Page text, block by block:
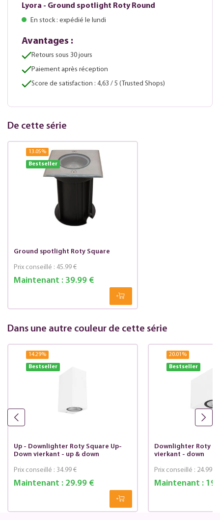
Lyora - Ground spotlight Roty Round
En stock : expédié le lundi
Avantages :
Retours sous 30 jours
Paiement après réception
Score de satisfaction : 4,63 / 5 (Trusted Shops)
De cette série
13.05%
Bestseller
Ground spotlight Roty Square
Maintenant :39.99 €
Prix conseillé : 45.99 €
Dans une autre couleur de cette série
14.29%
Bestseller
Up - Downlighter Roty Square Up-
Down vierkant - up & down
Maintenant :29.99 €
Prix conseillé : 34.99 €
20.01 %
Bestseller
Downlighter Roty
vierkant - down
Maintenant :
Prix conseillé : 24.99 €